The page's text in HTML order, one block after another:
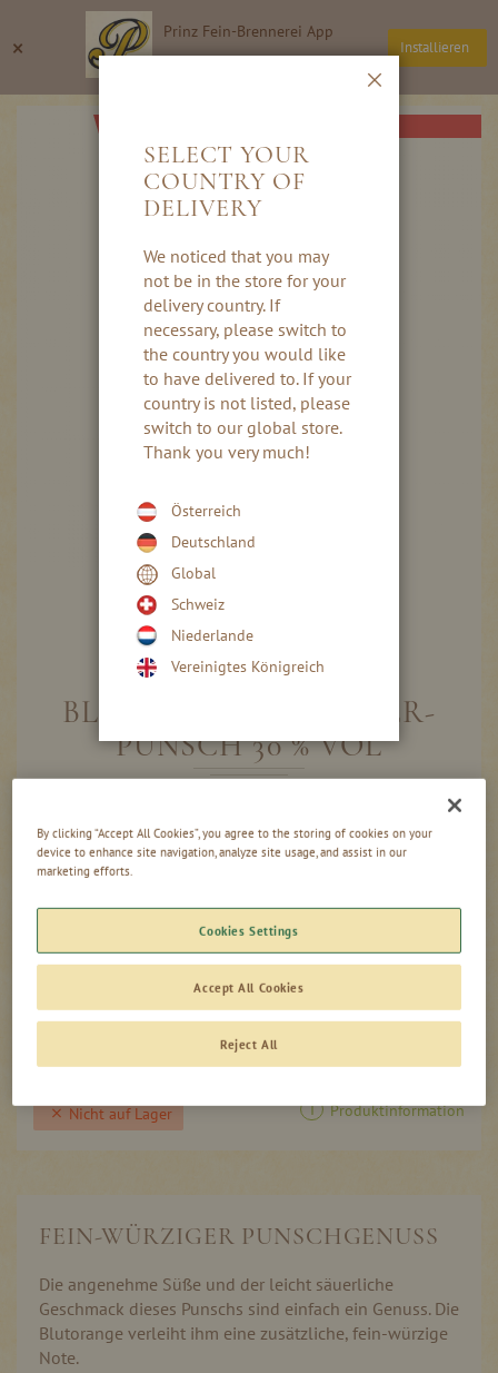
× Prinz Fein-Brennerei App
Installieren
Inhalt
Suche
beginningBLUTORANGEN KAISER-
PUNSCH 30 % VOL
Produkte
Artikel
11,50 €
23,00 €/ 1 l
0,02l - Flasche
0,90 €
45,00 €/ 1 l
0,00
Nicht auf Lager Produktinformation
FEIN-WÜRZIGER PUNSCHGENUSS
Die angenehme Süße und der leicht säuerliche
Geschmack dieses Punschs sind einfach ein Genuss. Die
Blutorange verleiht ihm eine zusätzliche, fein-würzige
Note.
By clicking “Accept All Cookies”, you agree to the storing of cookies on your
device to enhance site navigation, analyze site usage, and assist in our
marketing efforts.
Cookies Settings
Reject All
Accept All Cookies
SELECT YOUR
COUNTRY OF
DELIVERY
We noticed that you may
not be in the store for your
delivery country. If
necessary, please switch to
the country you would like
to have delivered to. If your
country is not listed, please
switch to our global store.
Thank you very much!
Österreich
Deutschland
Global
Schweiz
Niederlande
Vereinigtes Königreich